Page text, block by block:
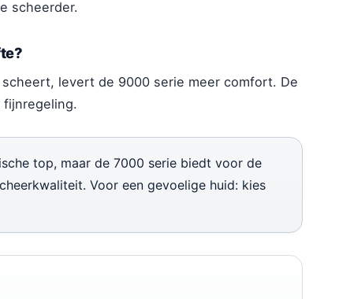
scheerder.
levert de 9000 serie meer comfort. De
fijnregeling.
top, maar de 7000 serie biedt voor de
Voor een gevoelige huid: kies